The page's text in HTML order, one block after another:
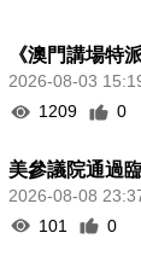
《澳門講場特
2026-08-03
1209
0
美參議院通過
2026-08-08
101
0